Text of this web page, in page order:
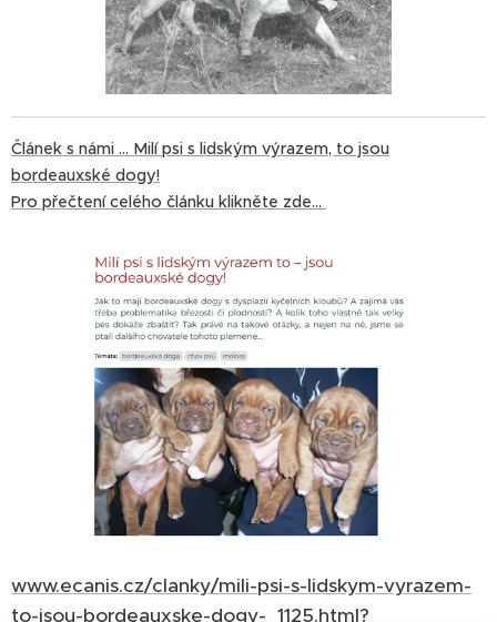
Článek s námi ... Milí psi s lidským výrazem, to jsou
bordeauxské dogy!
Pro přečtení celého článku klikněte zde...
www.ecanis.cz/clanky/mili-psi-s-lidskym-vyrazem-
to-jsou-bordeauxske-dogy-_1125.html?